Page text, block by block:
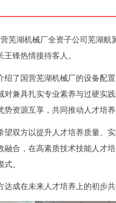
芜湖机械厂全资子公司芜湖
王锋热情接待客人。
绍了国营芜湖机械厂的设备配
对兼具扎实专业素养与过硬实
势资源互享，共同推动人才培养
望双方以提升人才培养质量、
融合，在高素质技术技能人才
。
达成在未来人才培养上的初步